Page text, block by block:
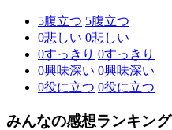
5腹立つ 5腹立つ
0悲しい 0悲しい
0すっきり 0すっきり
0興味深い 0興味深い
0役に立つ 0役に立つ
みんなの感想ランキング